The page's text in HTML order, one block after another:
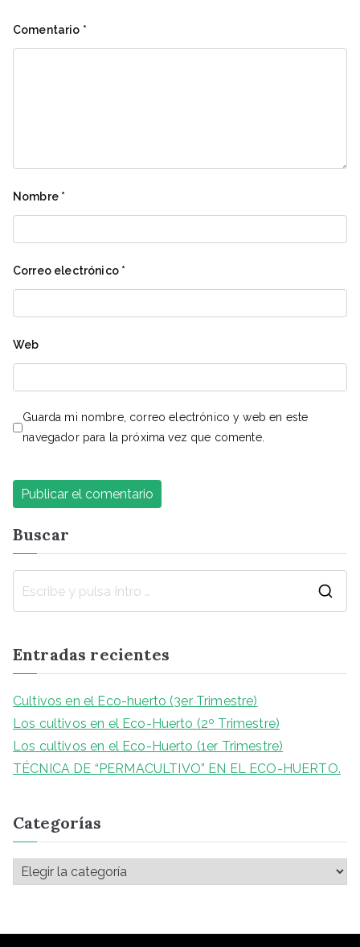
Comentario *
Nombre *
Correo electrónico *
Web
Guarda mi nombre, correo electrónico y web en este
navegador para la próxima vez que comente.
Buscar
Entradas recientes
Cultivos en el Eco-huerto (3er Trimestre)
Los cultivos en el Eco-Huerto (2º Trimestre)
Los cultivos en el Eco-Huerto (1er Trimestre)
TÉCNICA DE “PERMACULTIVO” EN EL ECO-HUERTO.
Categorías